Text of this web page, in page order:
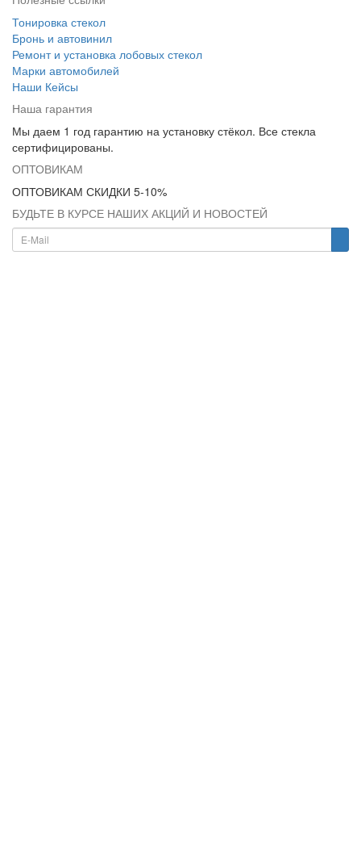
Тонировка стекол
Бронь и автовинил
Ремонт и установка лобовых стекол
Марки автомобилей
Наши Кейсы
Наша гарантия
Мы даем 1 год гарантию на установку стёкол. Все стекла
сертифицированы.
ОПТОВИКАМ
ОПТОВИКАМ СКИДКИ 5-10%
БУДЬТЕ В КУРСЕ НАШИХ АКЦИЙ И НОВОСТЕЙ